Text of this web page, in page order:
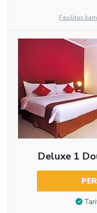
Fasilitas
Deluxe 1